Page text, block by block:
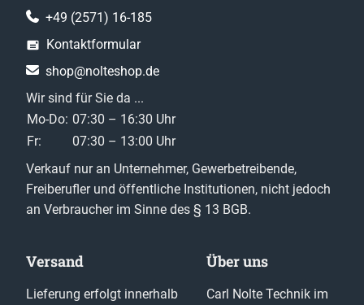
+49 (2571) 16-185
Kontaktformular
shop@nolteshop.de
Wir sind für Sie da ...
Mo-Do: 07:30 – 16:30 Uhr
Fr:
07:30 – 13:00 Uhr
Verkauf nur an Unternehmer, Gewerbetreibende,
Freiberufler und öffentliche Institutionen, nicht jedoch
an Verbraucher im Sinne des § 13 BGB.
Versand
Lieferung erfolgt innerhalb
Über uns
Carl Nolte Technik im